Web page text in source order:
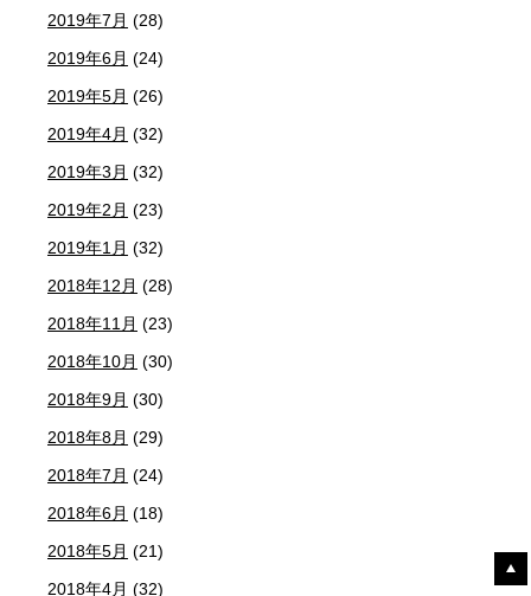
2019年7月 (28)
2019年6月 (24)
2019年5月 (26)
2019年4月 (32)
2019年3月 (32)
2019年2月 (23)
2019年1月 (32)
2018年12月 (28)
2018年11月 (23)
2018年10月 (30)
2018年9月 (30)
2018年8月 (29)
2018年7月 (24)
2018年6月 (18)
2018年5月 (21)
2018年4月 (32)